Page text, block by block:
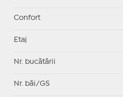
Confort
Etaj
Nr. bucătării
Nr. băi/GS